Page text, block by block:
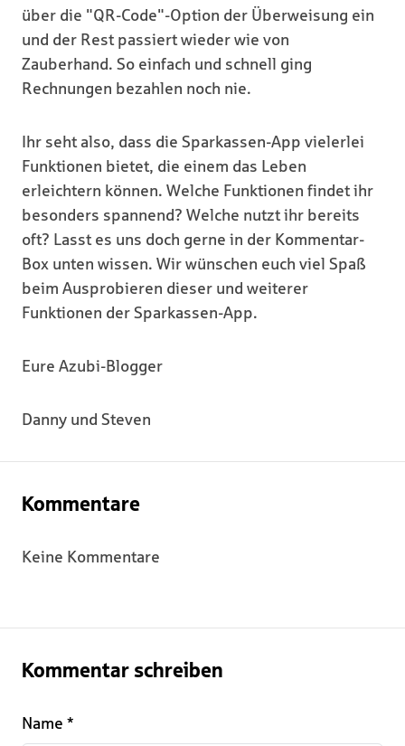
über die "QR-Code"-Option der Überweisung ein
und der Rest passiert wieder wie von
Zauberhand. So einfach und schnell ging
Rechnungen bezahlen noch nie.
Ihr seht also, dass die Sparkassen-App vielerlei
Funktionen bietet, die einem das Leben
erleichtern können. Welche Funktionen findet ihr
besonders spannend? Welche nutzt ihr bereits
oft? Lasst es uns doch gerne in der Kommentar-
Box unten wissen. Wir wünschen euch viel Spaß
beim Ausprobieren dieser und weiterer
Funktionen der Sparkassen-App.
Eure Azubi-Blogger
Danny und Steven
Kommentare
Keine Kommentare
Kommentar schreiben
Name *